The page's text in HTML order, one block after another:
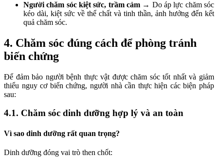
Người chăm sóc kiệt sức, trầm cảm → Do áp lực chăm sóc
kéo dài, kiệt sức về thể chất và tinh thần, ảnh hưởng đến kết
quả chăm sóc.
4. Chăm sóc đúng cách để phòng tránh
biến chứng
Để đảm bảo người bệnh thực vật được chăm sóc tốt nhất và giảm
thiểu nguy cơ biến chứng, người nhà cần thực hiện các biện pháp
sau:
4.1. Chăm sóc dinh dưỡng hợp lý và an toàn
Vì sao dinh dưỡng rất quan trọng?
Dinh dưỡng đóng vai trò then chốt: